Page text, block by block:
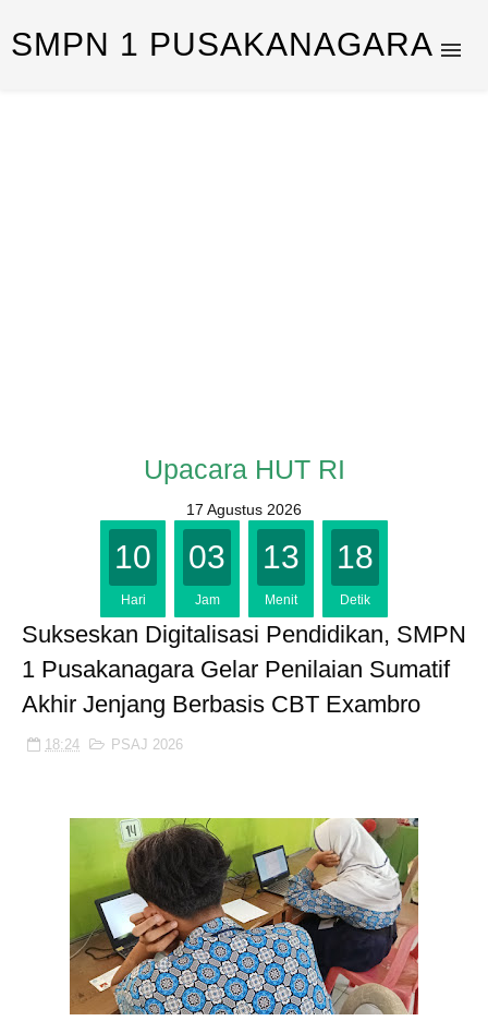
SMPN 1 PUSAKANAGARA
Upacara HUT RI
17 Agustus 2026
10
Hari
03
Jam
13
Menit
17
Detik
Sukseskan Digitalisasi Pendidikan, SMPN
1 Pusakanagara Gelar Penilaian Sumatif
Akhir Jenjang Berbasis CBT Exambro
18:24 PSAJ 2026